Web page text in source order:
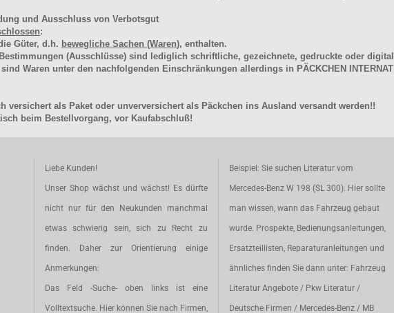
und Ausschluss von Verbotsgut
:
Güter, d.h. bewegliche Sachen (Waren), enthalten.
(Ausschlüsse) sind lediglich schriftliche, gezeichnete, gedruckte oder
Waren unter den nachfolgenden Einschränkungen allerdings in PÄCKCHEN
versichert als Paket oder unverversichert als Päckchen ins Ausland versandt werden!!
beim Bestellvorgang, vor Kaufabschluß!
Liebe Kunden!
Unser Shop wächst und wächst! Es dürfte
nicht nur für den Neukunden manchmal
etwas schwierig sein, sich zu Recht zu
finden. Daher zur Orientierung einige
Anmerkungen:
Das Feld -Suche- oben links ist eine
Volltextsuche. Hier können Sie nach Firmen,
Beispiel: Sie suchen Literatur vom
Mercedes-Benz W 198 (SL 300). Hier sollte
man wissen, wann das Fahrzeug gebaut
wurde. Prospekte, Bedienungsanleitungen,
Ersatzteillisten, Reparaturanleitungen und
ähnliches finden Sie dann unter: Fahrzeug
Literatur Angebote / Pkw Literatur /
Deutsche Firmen / Mercedes-Benz / MB